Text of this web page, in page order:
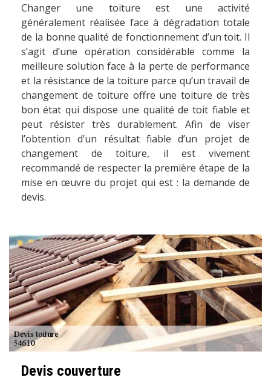
Changer une toiture est une activité
généralement réalisée face à dégradation totale
de la bonne qualité de fonctionnement d’un toit. Il
s’agit d’une opération considérable comme la
meilleure solution face à la perte de performance
et la résistance de la toiture parce qu’un travail de
changement de toiture offre une toiture de très
bon état qui dispose une qualité de toit fiable et
peut résister très durablement. Afin de viser
l’obtention d’un résultat fiable d’un projet de
changement de toiture, il est vivement
recommandé de respecter la première étape de la
mise en œuvre du projet qui est : la demande de
devis.
Devis couverture